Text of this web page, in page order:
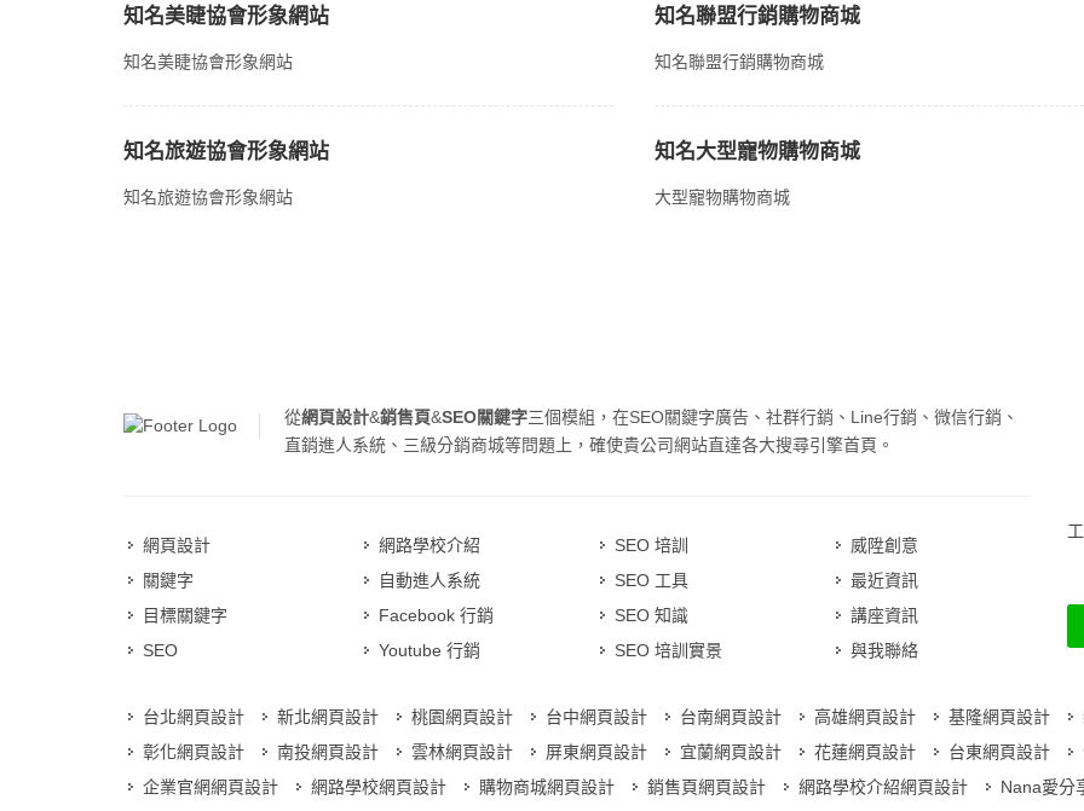
知名美睫協會形象網站
知名美睫協會形象網站
知名聯盟行銷購物商城
知名聯盟行銷購物商城
知名旅遊協會形象網站
知名旅遊協會形象網站
知名大型寵物購物商城
大型寵物購物商城
從網頁設計&銷售頁&SEO關鍵字三個模組，在SEO關鍵字廣告、社群行銷、Line行銷、微信行銷、
直銷進人系統、三級分銷商城等問題上，確使貴公司網站直達各大搜尋引擎首頁。
網頁設計
關鍵字
目標關鍵字
SEO
網路學校介紹
自動進人系統
Facebook 行銷
Youtube 行銷
SEO 培訓
SEO 工具
SEO 知識
SEO 培訓實景
威陞創意
最近資訊
講座資訊
與我聯絡
台北網頁設計 新北網頁設計 桃園網頁設計 台中網頁設計 台南網頁設計 高雄網頁設計 基隆網頁設計
彰化網頁設計
南投網頁設計 雲林網頁設計 屏東網頁設計 宜蘭網頁設計 花蓮網頁設計 台東網頁設計
企業官網網頁設計
網路學校網頁設計 購物商城網頁設計 銷售頁網頁設計 網路學校介紹網頁設計 Nana愛分